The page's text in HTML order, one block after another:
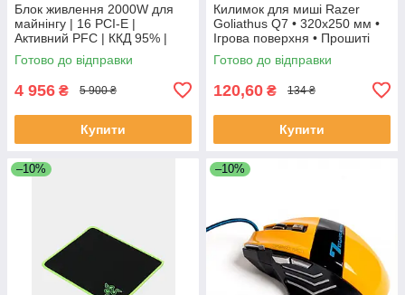
Блок живлення 2000W для
майнінгу | 16 PCI-E |
Активний PFC | ККД 95% |
ASIC/GPU
Готово до відправки
4 956 ₴ 5 900 ₴
Купити
Килимок для миші Razer
Goliathus Q7 • 320x250 мм •
Ігрова поверхня • Прошиті
краї
Готово до відправки
120,60 ₴ 134 ₴
Купити
–10% –10%